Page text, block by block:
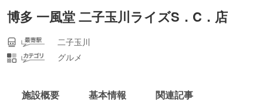
博多 一風堂 二子玉川ライズS．C．店
二子玉川
グルメ
施設概要 基本情報 関連記事